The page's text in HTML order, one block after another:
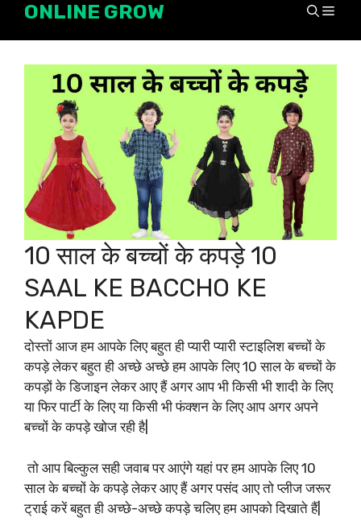
SkipONLINE GROW
10 साल के बच्चों के कपड़े 10
SAAL KE BACCHO KE
KAPDE
दोस्तों आज हम आपके लिए बहुत ही प्यारी प्यारी स्टाइलिश बच्चों के
कपड़े लेकर बहुत ही अच्छे अच्छे हम आपके लिए 10 साल के बच्चों के
कपड़ों के डिजाइन लेकर आए हैं अगर आप भी किसी भी शादी के लिए
या फिर पार्टी के लिए या किसी भी फंक्शन के लिए आप अगर अपने
बच्चों के कपड़े खोज रही है|
तो आप बिल्कुल सही जवाब पर आएंगे यहां पर हम आपके लिए 10
साल के बच्चों के कपड़े लेकर आए हैं अगर पसंद आए तो प्लीज जरूर
ट्राई करें बहुत ही अच्छे-अच्छे कपड़े चलिए हम आपको दिखाते हैं|